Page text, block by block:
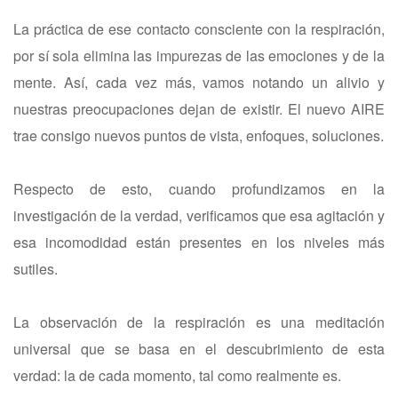
La práctica de ese contacto consciente con la respiración,
por sí sola elimina las impurezas de las emociones y de la
mente. Así, cada vez más, vamos notando un alivio y
nuestras preocupaciones dejan de existir. El nuevo AIRE
trae consigo nuevos puntos de vista, enfoques, soluciones.
Respecto de esto, cuando profundizamos en la
investigación de la verdad, verificamos que esa agitación y
esa incomodidad están presentes en los niveles más
sutiles.
La observación de la respiración es una meditación
universal que se basa en el descubrimiento de esta
verdad: la de cada momento, tal como realmente es.